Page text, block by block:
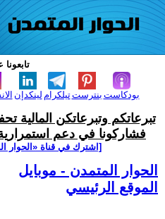
لينكدإن تيلكرامبنترست بودكاست
تبرعاتكم وتبرعاتكن المالية
فشاركونا في دعم
[اشترك في قناة ‫«الحوار
الحوار المتمدن - موبايل
الموقع الرئيسي